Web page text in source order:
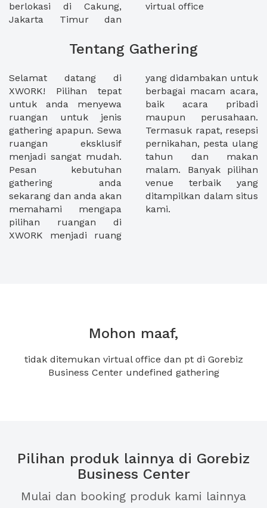
berlokasi di Cakung,
Jakarta Timur dan
virtual office
Tentang Gathering
Selamat datang di
XWORK! Pilihan tepat
untuk anda menyewa
ruangan untuk jenis
gathering apapun. Sewa
ruangan eksklusif
menjadi sangat mudah.
Pesan kebutuhan
gathering anda
sekarang dan anda akan
memahami mengapa
pilihan ruangan di
XWORK menjadi ruang
yang didambakan untuk
berbagai macam acara,
baik acara pribadi
maupun perusahaan.
Termasuk rapat, resepsi
pernikahan, pesta ulang
tahun dan makan
malam. Banyak pilihan
venue terbaik yang
ditampilkan dalam situs
kami.
Mohon maaf,
tidak ditemukan virtual office dan pt di Gorebiz
Business Center undefined gathering
Pilihan produk lainnya di Gorebiz
Business Center
Mulai dan booking produk kami lainnya